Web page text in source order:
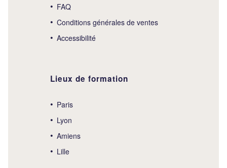
FAQ
Conditions générales de ventes
Accessibilité
Lieux de formation
Paris
Lyon
Amiens
Lille